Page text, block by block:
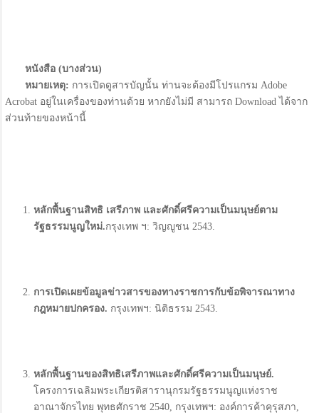
หนังสือ (บางส่วน)
หมายเหตุ: การเปิดดูสารบัญนั้น ท่านจะต้องมีโปรแกรม Adobe
Acrobat อยู่ในเครื่องของท่านด้วย หากยังไม่มี สามารถ Download ได้จาก
ส่วนท้ายของหน้านี้
หลักพื้นฐานสิทธิ เสรีภาพ และศักดิ์ศรีความเป็นมนุษย์ตาม
รัฐธรรมนูญใหม่.กรุงเทพ ฯ: วิญญูชน 2543.
การเปิดเผยข้อมูลข่าวสารของทางราชการกับข้อพิจารณาทาง
กฎหมายปกครอง. กรุงเทพฯ: นิติธรรม 2543.
หลักพื้นฐานของสิทธิเสรีภาพและศักดิ์ศรีความเป็นมนุษย์.
โครงการเฉลิมพระเกียรติสารานุกรมรัฐธรรมนูญแห่งราช
อาณาจักรไทย พุทธศักราช 2540, กรุงเทพฯ: องค์การค้าคุรุสภา,